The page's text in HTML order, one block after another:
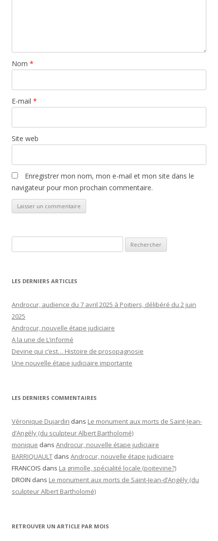
Nom *
E-mail *
Site web
Enregistrer mon nom, mon e-mail et mon site dans le
navigateur pour mon prochain commentaire.
LES DERNIERS ARTICLES
Androcur, audience du 7 avril 2025 à Poitiers, délibéré du 2 juin
2025
Androcur, nouvelle étape judiciaire
A la une de L’informé
Devine qui c’est… Histoire de prosopagnosie
Une nouvelle étape judiciaire importante
LES DERNIERS COMMENTAIRES
Véronique Dujardin dans Le monument aux morts de Saint-Jean-
d’Angély (du sculpteur Albert Bartholomé)
monique dans Androcur, nouvelle étape judiciaire
BARRIQUAULT dans Androcur, nouvelle étape judiciaire
FRANCOIS dans La grimolle, spécialité locale (poitevine?)
DROIN dans Le monument aux morts de Saint-Jean-d’Angély (du
sculpteur Albert Bartholomé)
RETROUVER UN ARTICLE PAR MOIS